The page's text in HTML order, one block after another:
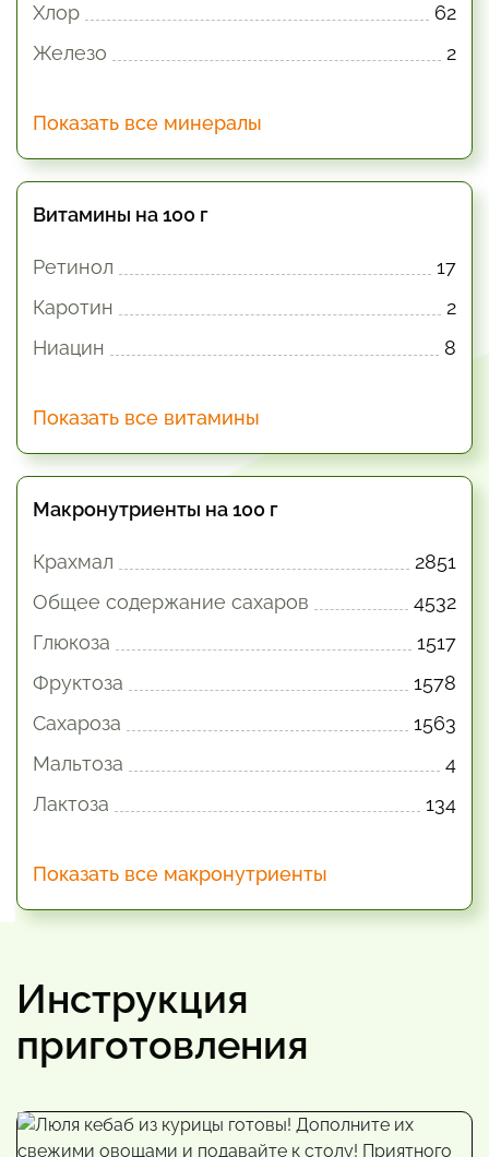
Хлор
62
Железо
2
Показать все минералы
Витамины на 100 г
Ретинол
17
Каротин
2
Ниацин
8
Показать все витамины
Макронутриенты на 100 г
Крахмал
2851
Общее содержание сахаров
4532
Глюкоза
1517
Фруктоза
1578
Сахароза
1563
Мальтоза
4
Лактоза
134
Показать все макронутриенты
Инструкция
приготовления